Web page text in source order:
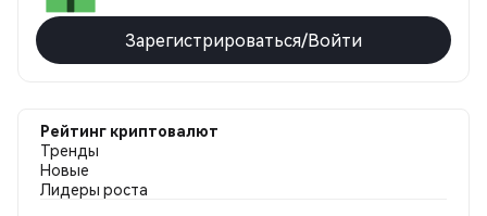
Зарегистрироваться/Войти
Рейтинг криптовалют
Тренды
Новые
Лидеры роста